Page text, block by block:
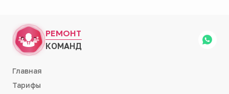
РЕМОНТ
КОМАНД
Главная
Тарифы